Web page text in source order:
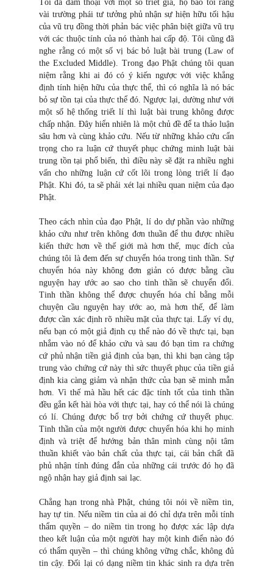
Tôi đã đàm thoại với một số triết gia, họ bảo tôi rằng
vài trường phái tư tưởng phủ nhận sự hiện hữu tối hậu
của vũ trụ đồng thời phản bác việc phân biệt giữa vũ trụ
với các thuộc tính của nó thành hai cấp độ. Tôi cũng đã
nghe rằng có một số vị bác bỏ luật bài trung (Law of
the Excluded Middle). Trong đạo Phật chúng tôi quan
niệm rằng khi ai đó có ý kiến ngược với việc khẳng
định tính hiện hữu của thực thể, thì có nghĩa là nó bác
bỏ sự tồn tại của thực thể đó. Ngược lại, dường như với
một số hệ thống triết lí thì luật bài trung không được
chấp nhận. Đây hiển nhiên là một chủ đề để ta thảo luận
sâu hơn và cùng khảo cứu. Nếu từ những khảo cứu cẩn
trọng cho ra luận cứ thuyết phục chứng minh luật bài
trung tồn tại phổ biến, thì điều này sẽ đặt ra nhiều nghi
vấn cho những luận cứ cốt lõi trong lòng triết lí đạo
Phật. Khi đó, ta sẽ phải xét lại nhiều quan niệm của đạo
Phật.
Theo cách nhìn của đạo Phật, lí do dự phần vào những
khảo cứu như trên không đơn thuần để thu được nhiều
kiến thức hơn về thế giới mà hơn thế, mục đích của
chúng tôi là đem đến sự chuyển hóa trong tinh thần. Sự
chuyển hóa này không đơn giản có được bằng cầu
nguyện hay ước ao sao cho tinh thần sẽ chuyển đổi.
Tinh thần không thể được chuyển hóa chỉ bằng mỗi
chuyện cầu nguyện hay ước ao, mà hơn thế, để làm
được cần xác định rõ nhiều mặt của thực tại. Lấy ví dụ,
nếu bạn có một giả định cụ thể nào đó về thực tại, bạn
nhắm vào nó để khảo cứu và sau đó bạn tìm ra chứng
cứ phủ nhận tiền giả định của bạn, thì khi bạn càng tập
trung vào chứng cứ này thì sức thuyết phục của tiền giả
định kia càng giảm và nhận thức của bạn sẽ minh mẫn
hơn. Vì thế mà hầu hết các đặc tính tốt của tinh thần
đều gắn kết hài hòa với thực tại, hay có thể nói là chúng
có lí. Chúng được bổ trợ bởi chứng cứ thuyết phục.
Tinh thần của một người được chuyển hóa khi họ minh
định và triệt để hướng bản thân mình cùng nội tâm
thuần khiết vào bản chất của thực tại, cái bản chất đã
phủ nhận tính đúng đắn của những cái trước đó họ đã
ngộ nhận hay giả định sai lạc.
Chẳng hạn trong nhà Phật, chúng tôi nói về niềm tin,
hay tự tin. Nếu niềm tin của ai đó chỉ dựa trên mỗi tính
thẩm quyền – do niềm tin trong họ được xác lập dựa
theo kết luận của một người hay một kinh điển nào đó
có thẩm quyền – thì chúng không vững chắc, không đủ
tin cậy. Đối lại có dạng niềm tin khác sinh ra dựa trên